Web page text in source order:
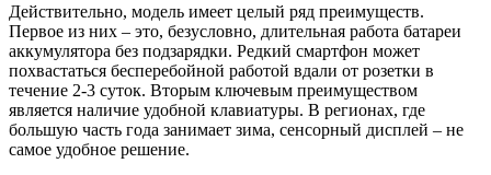
Действительно, модель имеет целый ряд преимуществ.
Первое из них – это, безусловно, длительная работа батареи
аккумулятора без подзарядки. Редкий смартфон может
похвастаться бесперебойной работой вдали от розетки в
течение 2-3 суток. Вторым ключевым преимуществом
является наличие удобной клавиатуры. В регионах, где
большую часть года занимает зима, сенсорный дисплей – не
самое удобное решение.